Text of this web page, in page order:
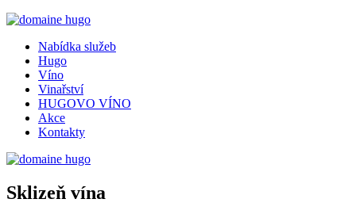
Nabídka služeb
Hugo
Víno
Vinařství
HUGOVO VÍNO
Akce
Kontakty
Sklizeň vína